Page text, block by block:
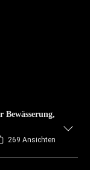
269 Ansichten